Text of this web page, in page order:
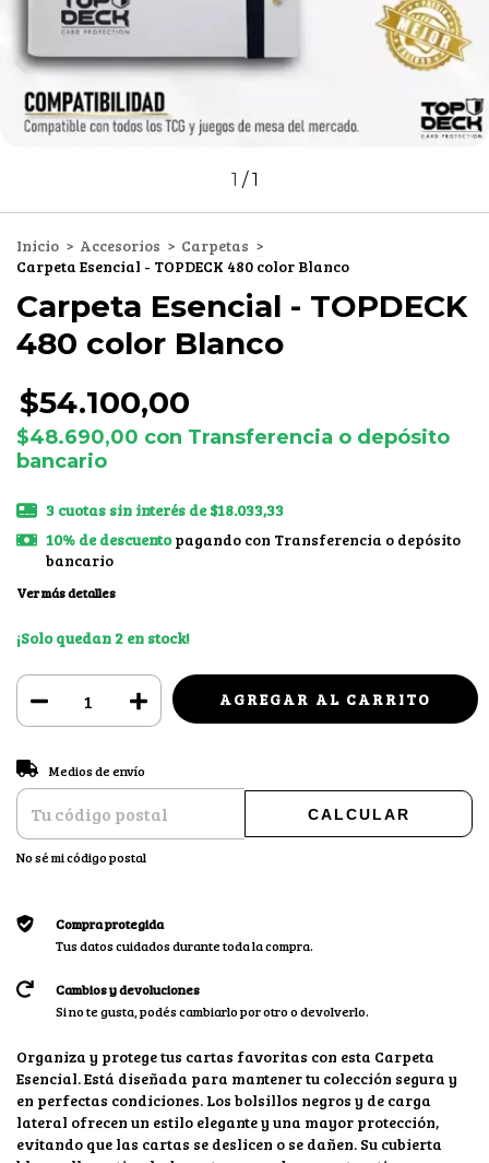
1 /1
Inicio > Accesorios > Carpetas >
Carpeta Esencial - TOPDECK 480 color Blanco
Carpeta Esencial - TOPDECK
480 color Blanco
$54.100,00
$48.690,00 con Transferencia o depósito
bancario
3 cuotas sin interés de$18.033,33
10% de descuentopagando con Transferencia o depósito
bancario
Ver más detalles
¡Solo quedan 2 en stock!
Entregas para el CP:
Medios de envío
CALCULAR
No sé mi código postal
Compra protegida
Tus datos cuidados durante toda la compra.
Cambios y devoluciones
Si no te gusta, podés cambiarlo por otro o devolverlo.
Organiza y protege tus cartas favoritas con esta Carpeta
Esencial. Está diseñada para mantener tu colección segura y
en perfectas condiciones. Los bolsillos negros y de carga
lateral ofrecen un estilo elegante y una mayor protección,
evitando que las cartas se deslicen o se dañen. Su cubierta